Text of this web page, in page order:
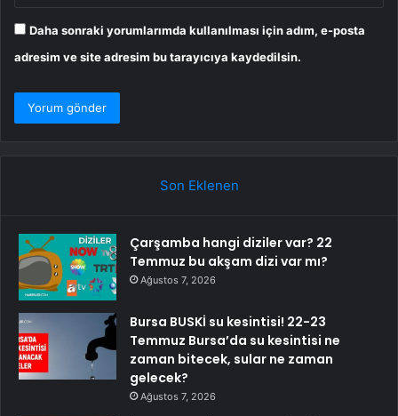
Daha sonraki yorumlarımda kullanılması için adım, e-posta
adresim ve site adresim bu tarayıcıya kaydedilsin.
Son Eklenen
Çarşamba hangi diziler var? 22
Temmuz bu akşam dizi var mı?
Ağustos 7, 2026
Bursa BUSKİ su kesintisi! 22-23
Temmuz Bursa’da su kesintisi ne
zaman bitecek, sular ne zaman
gelecek?
Ağustos 7, 2026